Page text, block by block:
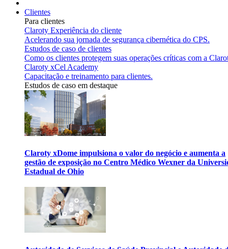
Clientes
Para clientes
Claroty Experiência do cliente
Acelerando sua jornada de segurança cibernética do CPS.
Estudos de caso de clientes
Como os clientes protegem suas operações críticas com a
Claroty xCel Academy
Capacitação e treinamento para clientes.
Estudos de caso em destaque
Claroty xDome impulsiona o valor do negócio e aumenta a
gestão de exposição no Centro Médico Wexner da
Estadual de Ohio